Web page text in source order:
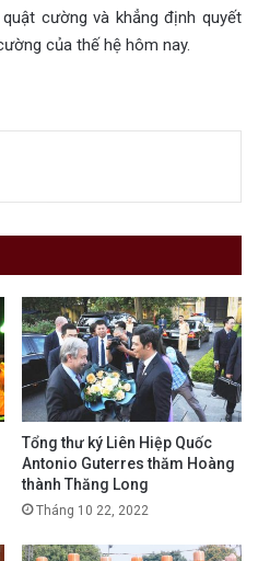
cường và khẳng định quyết
của thế hệ hôm nay.
Tổng thư ký Liên Hiệp Quốc
Antonio Guterres thăm Hoàng
thành Thăng Long
Tháng 10 22, 2022